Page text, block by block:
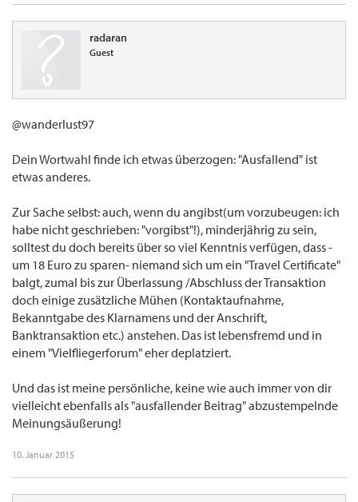
radaran
Guest
@wanderlust97
Dein Wortwahl finde ich etwas überzogen: "Ausfallend" ist
etwas anderes.
Zur Sache selbst: auch, wenn du angibst(um vorzubeugen: ich
habe nicht geschrieben: "vorgibst"!), minderjährig zu sein,
solltest du doch bereits über so viel Kenntnis verfügen, dass -
um 18 Euro zu sparen- niemand sich um ein "Travel Certificate"
balgt, zumal bis zur Überlassung /Abschluss der Transaktion
doch einige zusätzliche Mühen (Kontaktaufnahme,
Bekanntgabe des Klarnamens und der Anschrift,
Banktransaktion etc.) anstehen. Das ist lebensfremd und in
einem "Vielfliegerforum" eher deplatziert.
Und das ist meine persönliche, keine wie auch immer von dir
vielleicht ebenfalls als "ausfallender Beitrag" abzustempelnde
Meinungsäußerung!
10. Januar 2015